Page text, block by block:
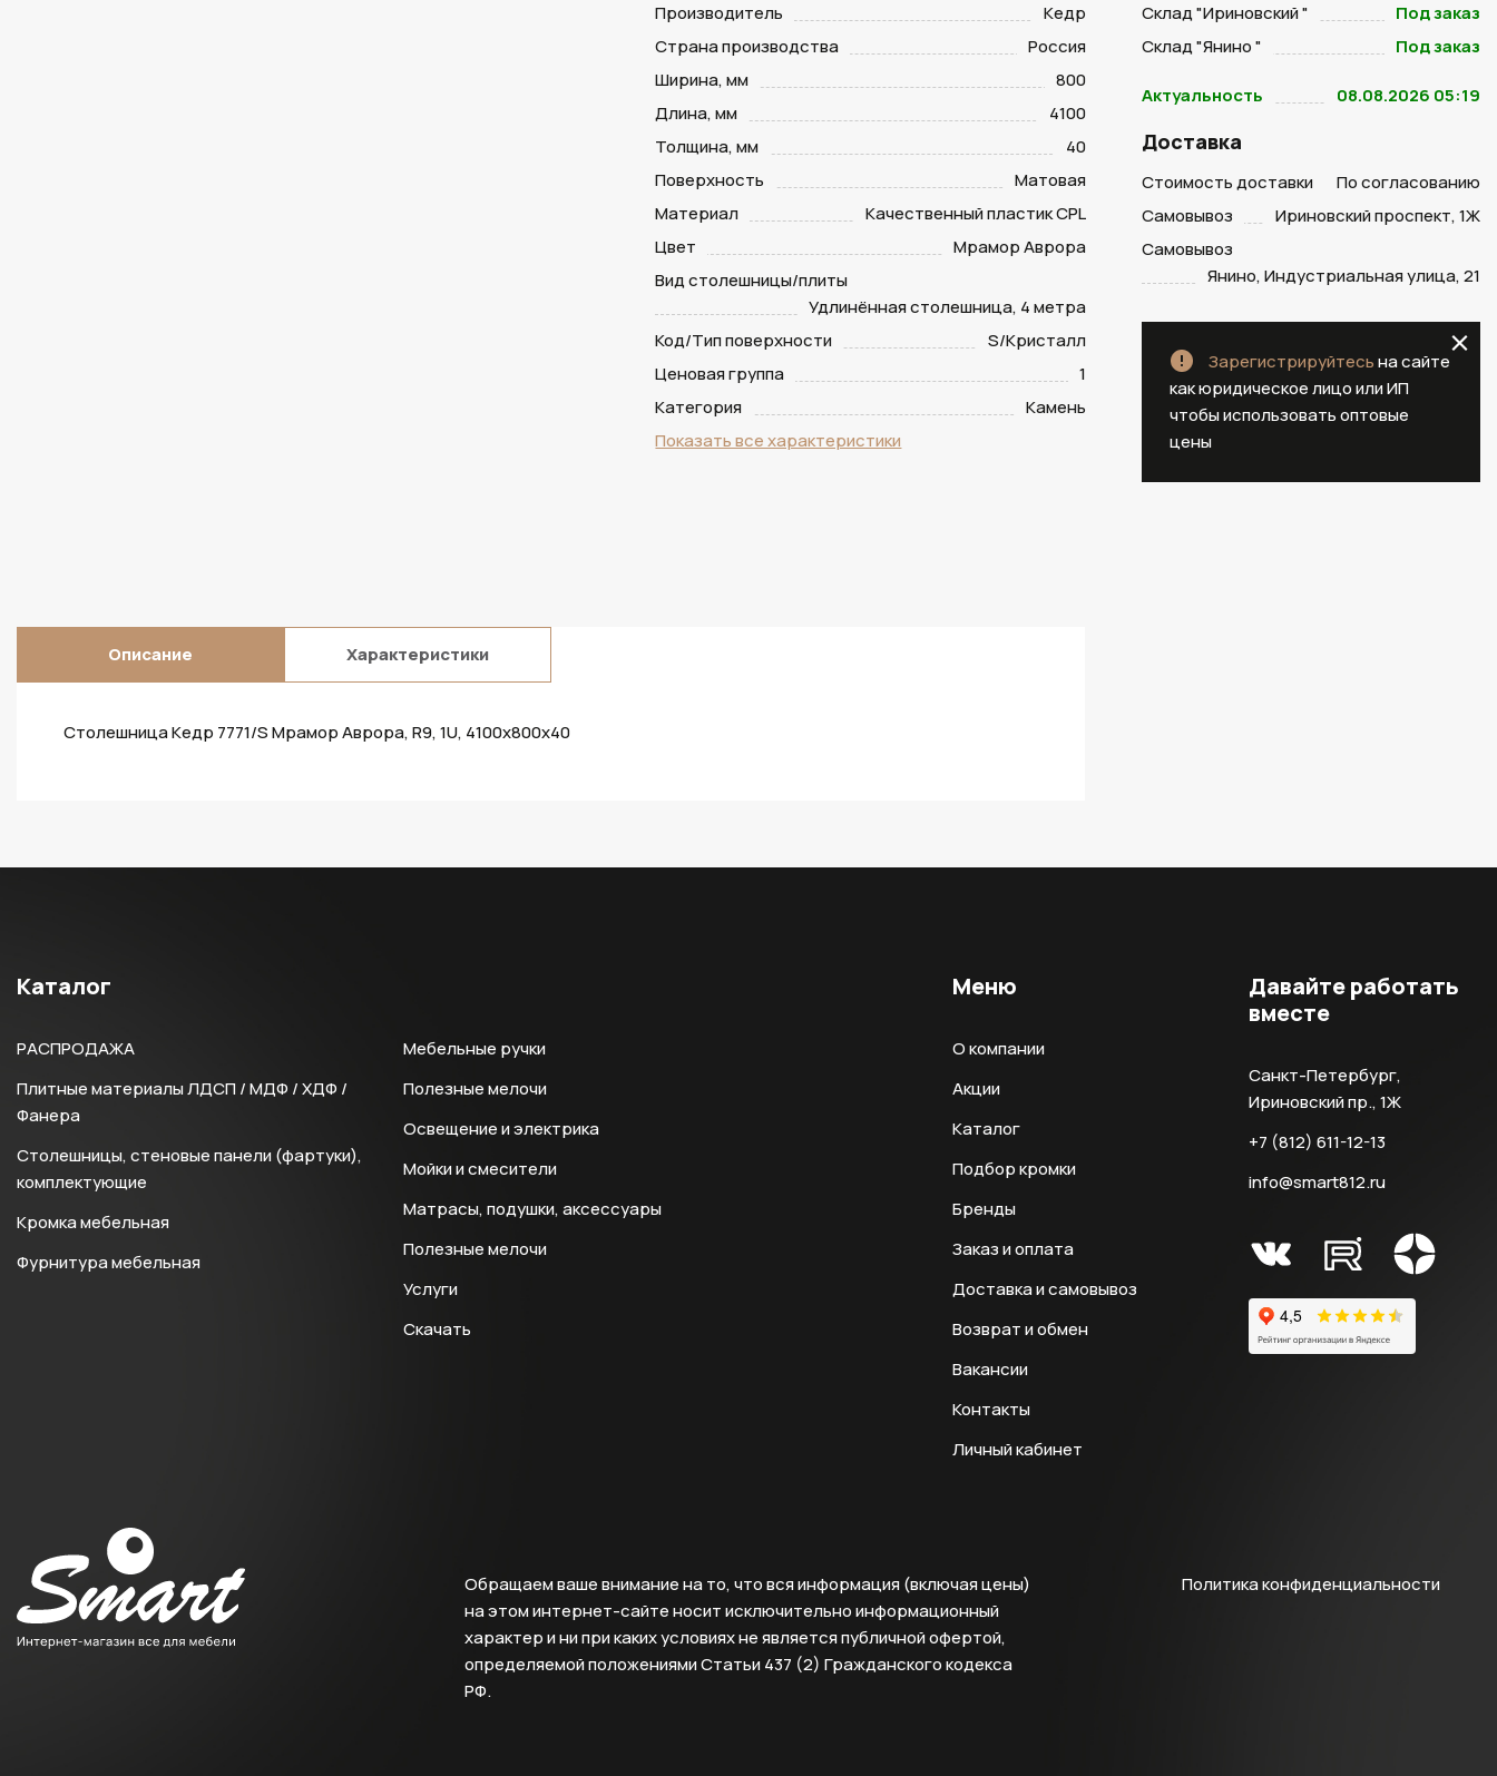
Производитель
Кедр
Страна производства
Россия
Ширина, мм
800
Длина, мм
4100
Толщина, мм
40
Поверхность
Матовая
Материал
Качественный пластик CPL
Цвет
Мрамор Аврора
Вид столешницы/плиты
Удлинённая столешница, 4 метра
Код/Тип поверхности
S/Кристалл
Ценовая группа
1
Категория
Камень
Показать все характеристики
Склад "Ириновский "
Под заказ
Склад "Янино "
Под заказ
Актуальность 08.08.2026 05:19
Доставка
Стоимость доставки
По согласованию
Самовывоз
Ириновский проспект, 1Ж
Самовывоз
Янино, Индустриальная улица, 21
Зарегистрируйтесьна сайте
как юридическое лицо или ИП
чтобы использовать оптовые
цены
Описание Характеристики
Столешница Кедр 7771/S Мрамор Аврора, R9, 1U, 4100х800х40
Каталог
РАСПРОДАЖА
Плитные материалы ЛДСП / МДФ / ХДФ /
Фанера
Столешницы, стеновые панели (фартуки),
комплектующие
Кромка мебельная
Фурнитура мебельная
Мебельные ручки
Полезные мелочи
Освещение и электрика
Мойки и смесители
Матрасы, подушки, аксессуары
Полезные мелочи
Услуги
Скачать
Меню
О компании
Акции
Каталог
Подбор кромки
Бренды
Заказ и оплата
Доставка и самовывоз
Возврат и обмен
Вакансии
Контакты
Личный кабинет
Давайте работать
вместе
Санкт-Петербург,
Ириновский пр., 1Ж
+7 (812) 611-12-13
info@smart812.ru
Политика конфиденциальности
Обращаем ваше внимание на то, что вся информация (включая цены)
на этом интернет-сайте носит исключительно информационный
характер и ни при каких условиях не является публичной офертой,
определяемой положениями Статьи 437 (2) Гражданского кодекса
РФ.